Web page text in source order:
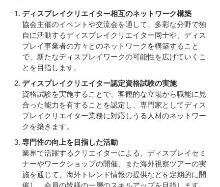
ディスプレイクリエイター相互のネットワーク構築
協会主催のイベントや交流会を通して、多彩な分野で独
自に活動するディスプレイクリエイター同士や、ディス
プレイ事業者の方々とのネットワークを構築すること
で、新たなディスプレイワークの可能性を広げていくこ
とを目指します。
ディスプレイクリエイター認定資格試験の実施
資格試験を実施することで、客観的な立場から職能に見
合った能力を有することを認定し、専門家としてディス
プレイクリエイター業務に対応しうる人材のネットワー
クを築きます。
専門性の向上を目指した活動
業界で活躍するクリエイターによる、ディスプレイセミ
ナーやワークショップの開催、また海外視察ツアーの実
施を通じて、海外トレンド情報の提供などを定期的に開
催し、会員の皆様の一層のスキルアップを目指します。